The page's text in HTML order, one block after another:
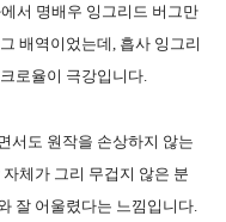
서 명배우 잉그리드 버그만
배역이었는데, 흡사 잉그리
로율이 극강입니다.
서도 원작을 손상하지 않는
체가 그리 무겁지 않은 분
잘 어울렸다는 느낌입니다.